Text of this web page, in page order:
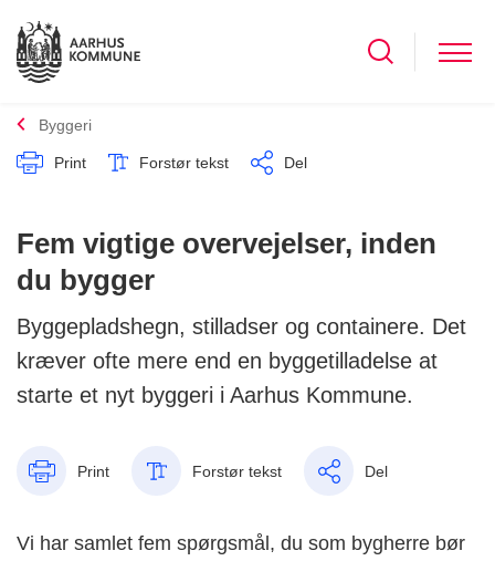
Byggeri
Print Forstør tekst Del
Fem vigtige overvejelser, inden
du bygger
Byggepladshegn, stilladser og containere. Det
kræver ofte mere end en byggetilladelse at
starte et nyt byggeri i Aarhus Kommune.
Print Forstør tekst Del
Vi har samlet fem spørgsmål, du som bygherre bør